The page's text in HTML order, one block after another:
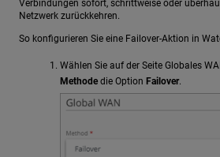
Verbindungen sofort, schrittweise oder
Netzwerk zurückkehren.
So konfigurieren Sie eine Failover-Aktion in
Wählen Sie auf der Seite Globales
Methode die Option Failover.